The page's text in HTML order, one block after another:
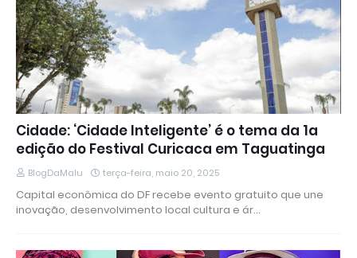
Cidade: ‘Cidade Inteligente’ é o tema da 1a
edição do Festival Curicaca em Taguatinga
BlogDaMalu terça-feira, maio 20, 2025
Capital econômica do DF recebe evento gratuito que une
inovação, desenvolvimento local cultura e ár…